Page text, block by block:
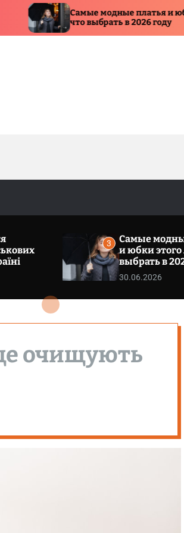
Самые модные платья и юбки этого лета:
что выбрать в 2026 году
3
Самые
и юбки этого
выбрать в
30.06.2026
очищують